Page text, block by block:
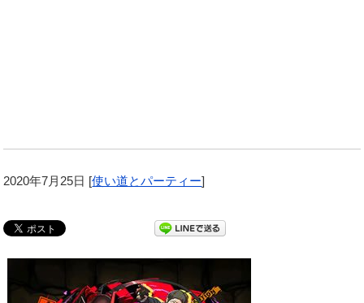
2020年7月25日 [使い道とパーティー]